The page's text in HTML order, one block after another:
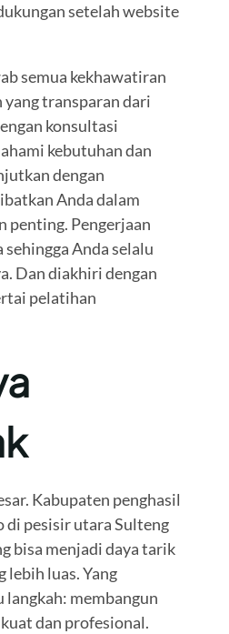
setelah website
semua kekhawatiran
yang transparan dari
konsultasi
kebutuhan dan
dengan
Anda dalam
penting. Pengerjaan
Anda selalu
Dan diakhiri dengan
pelatihan
Kabupaten penghasil
di pesisir utara Sulteng
bisa menjadi daya tarik
lebih luas. Yang
membangun
dan profesional.